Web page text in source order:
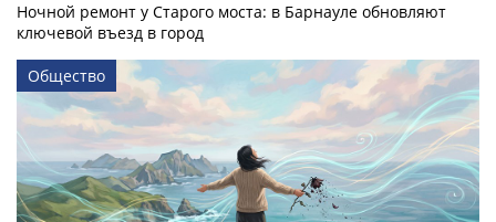
Ночной ремонт у Старого моста: в Барнауле обновляют
ключевой въезд в город
Общество